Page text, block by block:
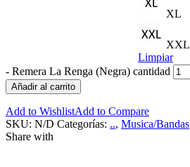
XL
XXL
Limpiar
- Remera La Renga (Negra) cantidad
Añadir al carrito
Add to WishlistAdd to Compare
SKU: N/D Categorías: .., Musica/Bandas
Share with